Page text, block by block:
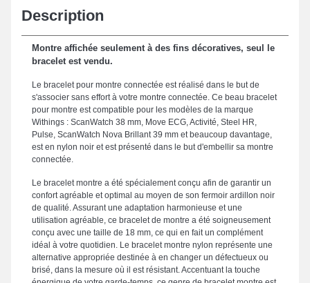
Description
Montre affichée seulement à des fins décoratives, seul le
bracelet est vendu.
Le bracelet pour montre connectée est réalisé dans le but de
s'associer sans effort à votre montre connectée. Ce beau bracelet
pour montre est compatible pour les modèles de la marque
Withings : ScanWatch 38 mm, Move ECG, Activité, Steel HR,
Pulse, ScanWatch Nova Brillant 39 mm et beaucoup davantage,
est en nylon noir et est présenté dans le but d'embellir sa montre
connectée.
Le bracelet montre a été spécialement conçu afin de garantir un
confort agréable et optimal au moyen de son fermoir ardillon noir
de qualité. Assurant une adaptation harmonieuse et une
utilisation agréable, ce bracelet de montre a été soigneusement
conçu avec une taille de 18 mm, ce qui en fait un complément
idéal à votre quotidien. Le bracelet montre nylon représente une
alternative appropriée destinée à en changer un défectueux ou
brisé, dans la mesure où il est résistant. Accentuant la touche